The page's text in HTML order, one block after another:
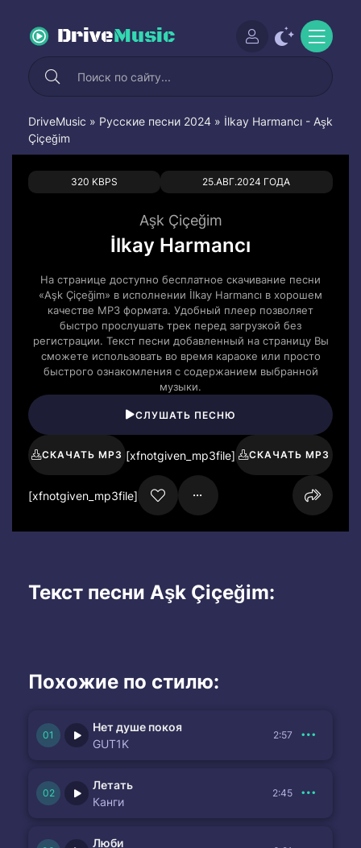
DriveMusic
DriveMusic » Русские песни 2024 » İlkay Harmancı - Aşk
Çiçeğim
320 KBPS 25.АВГ.2024 ГОДА
0 0
Aşk Çiçeğim
İlkay Harmancı
На странице доступно бесплатное скачивание песни
«Aşk Çiçeğim» в исполнении İlkay Harmancı в хорошем
качестве MP3 формата. Удобный плеер позволяет
быстро прослушать трек перед загрузкой без
регистрации. Текст песни добавленный на страницу Вы
сможете использовать во время караоке или просто
быстрого ознакомления с содержанием выбранной
музыки.
СЛУШАТЬ ПЕСНЮ
СКАЧАТЬ MP3 [xfnotgiven_mp3file] СКАЧАТЬ MP3
[xfnotgiven_mp3file]
Текст песни Aşk Çiçeğim:
Похожие по стилю:
Нет душе покоя
GUT1K
2:57
Летать
Канги
2:45
Люби